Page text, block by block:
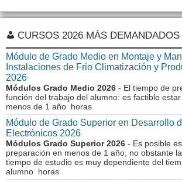
CURSOS 2026 MÁS DEMANDADOS
Módulo de Grado Medio en Montaje y
Instalaciones de Frio Climatización y
2026
Módulos Grado Medio 2026 - El tiempo de
función del trabajo del alumno: es factible
menos de 1 año horas
Módulo de Grado Superior en Desarrollo
Electrónicos 2026
Módulos Grado Superior 2026 - Es posible
preparación en menos de 1 año, no obstante
tiempo de estudio es muy dependiente del
alumno horas